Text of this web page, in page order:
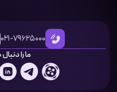
021-79625000
ما را